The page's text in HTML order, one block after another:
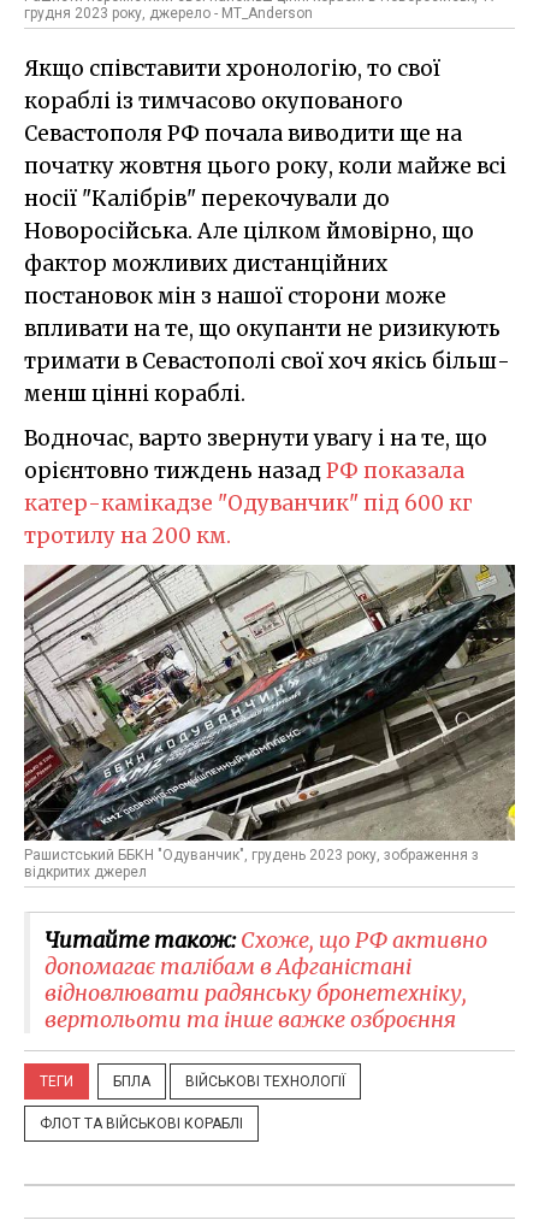
грудня 2023 року, джерело - MT_Anderson
Якщо співставити хронологію, то свої
кораблі із тимчасово окупованого
Севастополя РФ почала виводити ще на
початку жовтня цього року, коли майже всі
носії "Калібрів" перекочували до
Новоросійська. Але цілком ймовірно, що
фактор можливих дистанційних
постановок мін з нашої сторони може
впливати на те, що окупанти не ризикують
тримати в Севастополі свої хоч якісь більш-
менш цінні кораблі.
Водночас, варто звернути увагу і на те, що
орієнтовно тиждень назадРФ показала
катер-камікадзе "Одуванчик" під 600 кг
тротилу на 200 км.
Рашистський ББКН "Одуванчик", грудень 2023 року, зображення з
відкритих джерел
Читайте також:Схоже, що РФ активно
допомагає талібам в Афганістані
відновлювати радянську бронетехніку,
вертольоти та інше важке озброєння
ТЕГИ БПЛА ВІЙСЬКОВІ ТЕХНОЛОГІЇ
ФЛОТ ТА ВІЙСЬКОВІ КОРАБЛІ